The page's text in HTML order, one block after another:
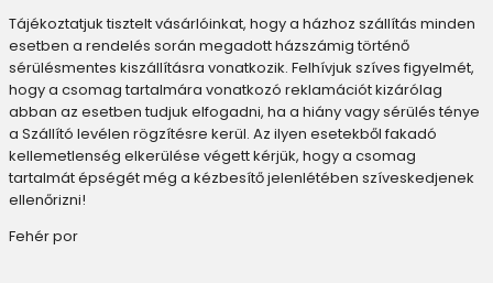
Tájékoztatjuk tisztelt vásárlóinkat, hogy a házhoz szállítás minden
esetben a rendelés során megadott házszámig történő
sérülésmentes kiszállításra vonatkozik. Felhívjuk szíves figyelmét,
hogy a csomag tartalmára vonatkozó reklamációt kizárólag
abban az esetben tudjuk elfogadni, ha a hiány vagy sérülés ténye
a Szállító levélen rögzítésre kerül. Az ilyen esetekből fakadó
kellemetlenség elkerülése végett kérjük, hogy a csomag
tartalmát épségét még a kézbesítő jelenlétében szíveskedjenek
ellenőrizni!
Fehér por